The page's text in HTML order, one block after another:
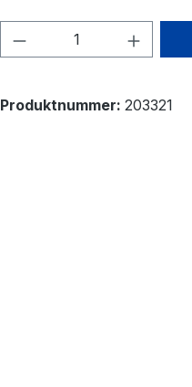
Produkt Anzahl:
Produktnummer: 203321